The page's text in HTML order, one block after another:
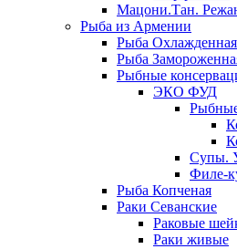
Мацони.Тан.
Рыба из Армении
Рыба Охлажденная
Рыба
Рыбные
ЭКО ФУД
Супы.
Филе-
Рыба Копченая
Раки Севанские
Раковые
Раки живые